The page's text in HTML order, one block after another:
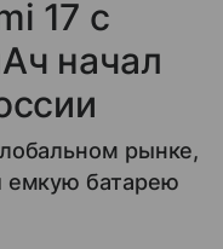
17 с
начал
рынке,
емкую батарею